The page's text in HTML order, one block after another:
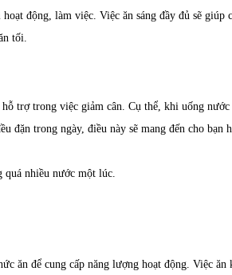
động, làm việc. Việc ăn sáng đầy đủ sẽ giúp
tối.
trợ trong việc giảm cân. Cụ thể, khi uống nước
đặn trong ngày, điều này sẽ mang đến cho bạn
nhiều nước một lúc.
ăn để cung cấp năng lượng hoạt động. Việc ăn